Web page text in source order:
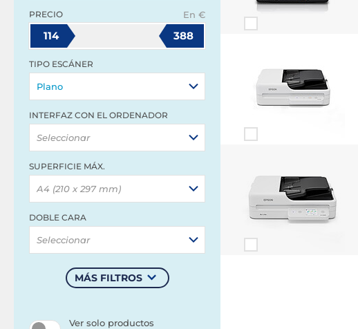
PRECIO En €
114 388
TIPO ESCÁNER
Plano
INTERFAZ CON EL ORDENADOR
Seleccionar
SUPERFICIE MÁX.
A4 (210 x 297 mm)
DOBLE CARA
Seleccionar
MÁS FILTROS
Ver solo productos